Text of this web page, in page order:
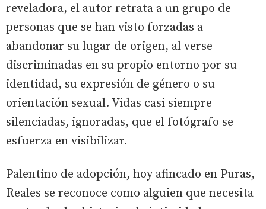
reveladora, el autor retrata a un grupo de
personas que se han visto forzadas a
abandonar su lugar de origen, al verse
discriminadas en su propio entorno por su
identidad, su expresión de género o su
orientación sexual. Vidas casi siempre
silenciadas, ignoradas, que el fotógrafo se
esfuerza en visibilizar.
Palentino de adopción, hoy afincado en Puras,
Reales se reconoce como alguien que necesita